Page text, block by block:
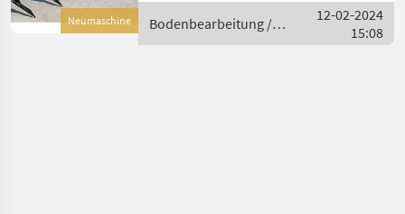
Neumaschine
Rahmen aus viereckigem
Profil 140x140x10mm, Zin
Bodenbearbeitung /
Rolmako
12-02-2024
15:08